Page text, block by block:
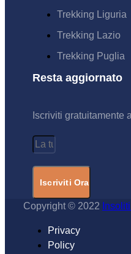
Trekking Liguria
Trekking Lazio
Trekking Puglia
Resta aggiornato
Iscriviti gratuitamente
Iscriviti Ora
Copyright © 2022
Privacy
Policy